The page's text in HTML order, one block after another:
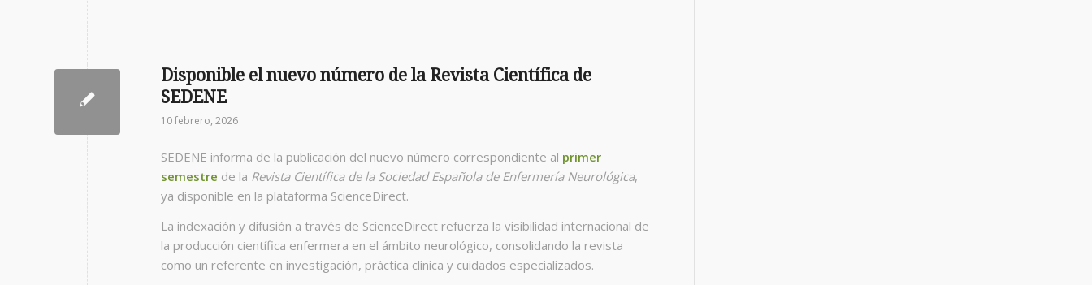
Disponible el nuevo número de la Revista Científica de
SEDENE
10 febrero, 2026
SEDENE informa de la publicación del nuevo número correspondiente al primer
semestre de la Revista Científica de la Sociedad Española de Enfermería Neurológica,
ya disponible en la plataforma ScienceDirect.
La indexación y difusión a través de ScienceDirect refuerza la visibilidad internacional de
la producción científica enfermera en el ámbito neurológico, consolidando la revista
como un referente en investigación, práctica clínica y cuidados especializados.